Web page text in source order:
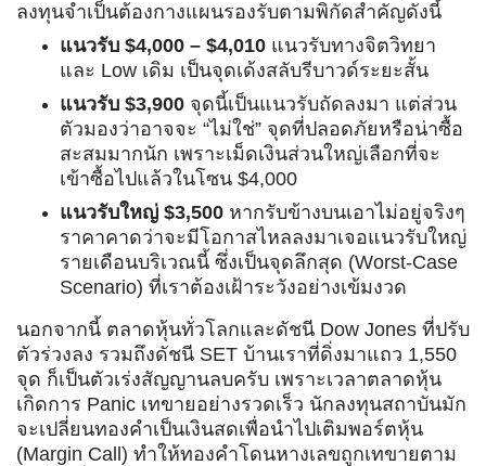
ลงทุนจำเป็นต้องกางแผนรองรับตามพิกัดสำคัญดังนี้
แนวรับ $4,000 – $4,010 แนวรับทางจิตวิทยา
และ Low เดิม เป็นจุดเด้งสลับรีบาวด์ระยะสั้น
แนวรับ $3,900 จุดนี้เป็นแนวรับถัดลงมา แต่ส่วน
ตัวมองว่าอาจจะ “ไม่ใช่” จุดที่ปลอดภัยหรือน่าซื้อ
สะสมมากนัก เพราะเม็ดเงินส่วนใหญ่เลือกที่จะ
เข้าซื้อไปแล้วในโซน $4,000
แนวรับใหญ่ $3,500 หากรับข้างบนเอาไม่อยู่จริงๆ
ราคาคาดว่าจะมีโอกาสไหลลงมาเจอแนวรับใหญ่
รายเดือนบริเวณนี้ ซึ่งเป็นจุดลึกสุด (Worst-Case
Scenario) ที่เราต้องเฝ้าระวังอย่างเข้มงวด
นอกจากนี้ ตลาดหุ้นทั่วโลกและดัชนี Dow Jones ที่ปรับ
ตัวร่วงลง รวมถึงดัชนี SET บ้านเราที่ดิ่งมาแถว 1,550
จุด ก็เป็นตัวเร่งสัญญานลบครับ เพราะเวลาตลาดหุ้น
เกิดการ Panic เทขายอย่างรวดเร็ว นักลงทุนสถาบันมัก
จะเปลี่ยนทองคำเป็นเงินสดเพื่อนำไปเติมพอร์ตหุ้น
(Margin Call) ทำให้ทองคำโดนหางเลขถูกเทขายตาม